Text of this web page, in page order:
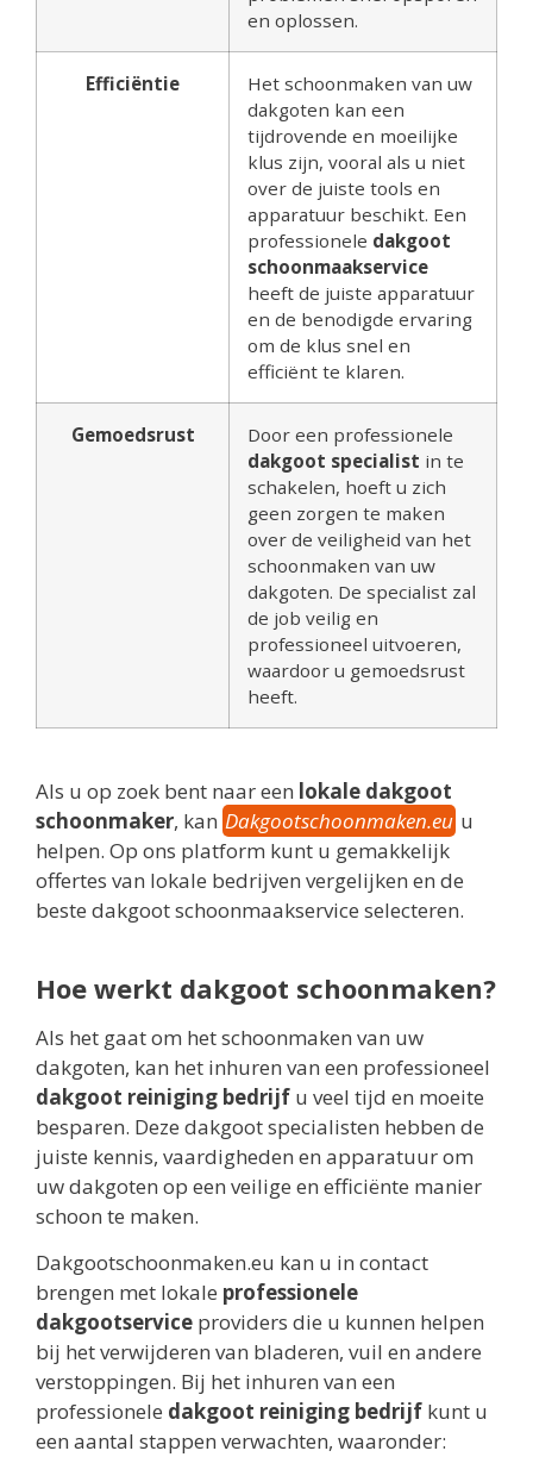
en oplossen.
Efficiëntie
Het schoonmaken van uw
dakgoten kan een
tijdrovende en moeilijke
klus zijn, vooral als u niet
over de juiste tools en
apparatuur beschikt. Een
professionele dakgoot
schoonmaakservice
heeft de juiste apparatuur
en de benodigde ervaring
om de klus snel en
efficiënt te klaren.
Gemoedsrust
Door een professionele
dakgoot specialist in te
schakelen, hoeft u zich
geen zorgen te maken
over de veiligheid van het
schoonmaken van uw
dakgoten. De specialist zal
de job veilig en
professioneel uitvoeren,
waardoor u gemoedsrust
heeft.
Als u op zoek bent naar een lokale dakgoot
schoonmaker, kan Dakgootschoonmaken.eu u
helpen. Op ons platform kunt u gemakkelijk
offertes van lokale bedrijven vergelijken en de
beste dakgoot schoonmaakservice selecteren.
Hoe werkt dakgoot schoonmaken?
Als het gaat om het schoonmaken van uw
dakgoten, kan het inhuren van een professioneel
dakgoot reiniging bedrijf u veel tijd en moeite
besparen. Deze dakgoot specialisten hebben de
juiste kennis, vaardigheden en apparatuur om
uw dakgoten op een veilige en efficiënte manier
schoon te maken.
Dakgootschoonmaken.eu kan u in contact
brengen met lokale professionele
dakgootservice providers die u kunnen helpen
bij het verwijderen van bladeren, vuil en andere
verstoppingen. Bij het inhuren van een
professionele dakgoot reiniging bedrijf kunt u
een aantal stappen verwachten, waaronder: